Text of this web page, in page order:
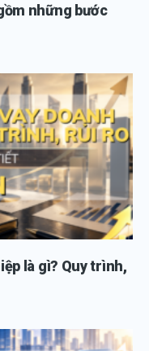
những bước
là gì? Quy trình,